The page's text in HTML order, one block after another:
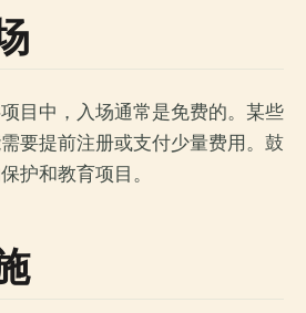
目中，入场通常是免费的。某些
要提前注册或支付少量费用。鼓
护和教育项目。